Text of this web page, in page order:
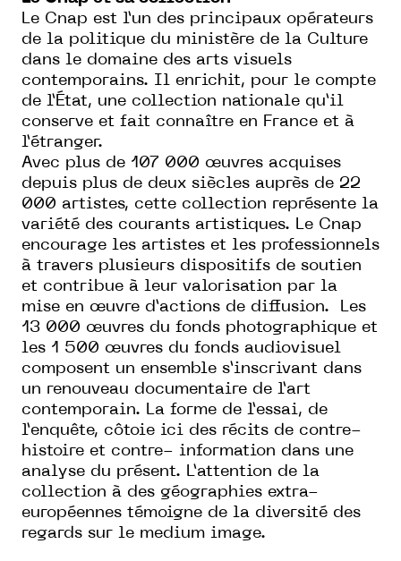
Le Cnap est l’un des principaux opérateurs
de la politique du ministère de la Culture
dans le domaine des arts visuels
contemporains. Il enrichit, pour le compte
de l’État, une collection nationale qu’il
conserve et fait connaître en France et à
l’étranger.
Avec plus de 107 000 œuvres acquises
depuis plus de deux siècles auprès de 22
000 artistes, cette collection représente la
variété des courants artistiques. Le Cnap
encourage les artistes et les professionnels
à travers plusieurs dispositifs de soutien
et contribue à leur valorisation par la
mise en œuvre d’actions de diffusion. Les
13 000 œuvres du fonds photographique et
les 1 500 œuvres du fonds audiovisuel
composent un ensemble s’inscrivant dans
un renouveau documentaire de l’art
contemporain. La forme de l’essai, de
l’enquête, côtoie ici des récits de contre-
histoire et contre- information dans une
analyse du présent. L’attention de la
collection à des géographies extra-
européennes témoigne de la diversité des
regards sur le medium image.